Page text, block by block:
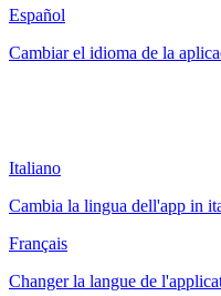
Español
Cambiar el idioma de la
Italiano
Cambia la lingua dell'app in
Français
Changer la langue de